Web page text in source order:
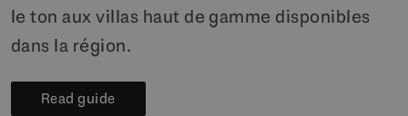
le ton aux villas haut de gamme disponibles
dans la région.
Read guide